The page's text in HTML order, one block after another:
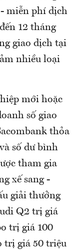
miễn phí dịch
12 tháng
giao dịch tại
nhiều loại
mới hoặc
số giao
thỏa
số dư bình
tham gia
xế sang -
giải thưởng
Q2 trị giá
trị giá 100
trị giá 50 triệu